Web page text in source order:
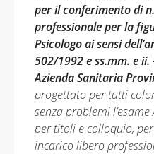
per il conferimento di
professionale per la
Psicologo ai sensi
502/1992 e ss.mm. e ii.
Azienda Sanitaria
progettato per tutti
senza problemi
per titoli e colloquio,
incarico libero